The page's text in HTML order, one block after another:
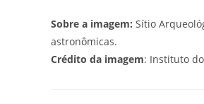
Sobre a imagem: Sítio
astronômicas.
Crédito da imagem: Instituto